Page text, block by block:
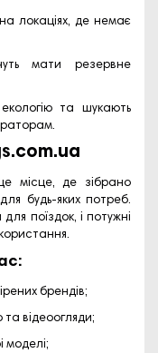
локаціях, де немає
мати резервне
та шукають
місце, де зібрано
будь-яких потреб.
поїздок, і потужні
брендів;
відеоогляди;
моделі;